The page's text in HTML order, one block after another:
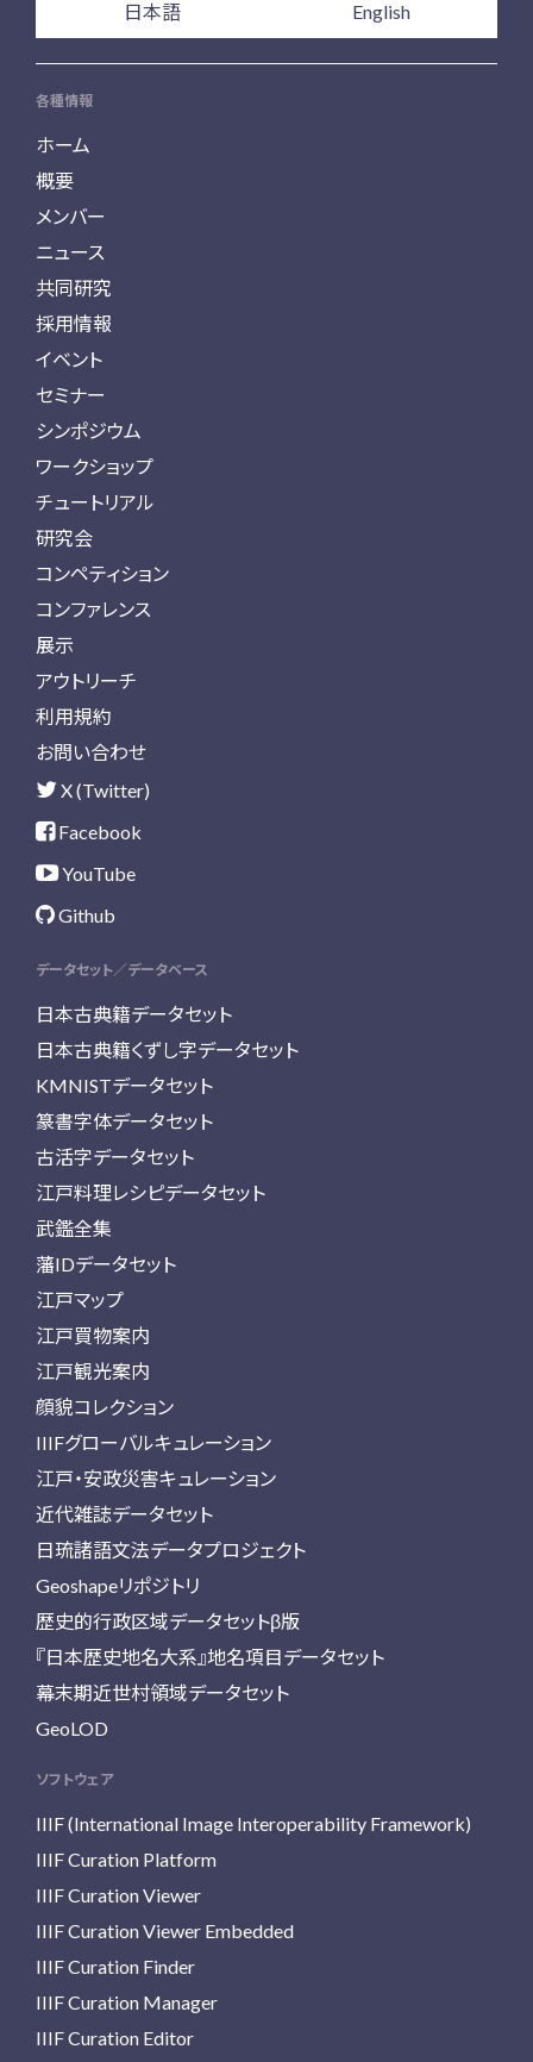
日本語 English
各種情報
ホーム
概要
メンバー
ニュース
共同研究
採用情報
イベント
セミナー
シンポジウム
ワークショップ
チュートリアル
研究会
コンペティション
コンファレンス
展示
アウトリーチ
利用規約
お問い合わせ
X (Twitter)
Facebook
YouTube
Github
データセット／データベース
日本古典籍データセット
日本古典籍くずし字データセット
KMNISTデータセット
篆書字体データセット
古活字データセット
江戸料理レシピデータセット
武鑑全集
藩IDデータセット
江戸マップ
江戸買物案内
江戸観光案内
顔貌コレクション
IIIFグローバルキュレーション
江戸・安政災害キュレーション
近代雑誌データセット
日琉諸語文法データプロジェクト
Geoshapeリポジトリ
歴史的行政区域データセットβ版
『日本歴史地名大系』地名項目データセット
幕末期近世村領域データセット
GeoLOD
ソフトウェア
IIIF (International Image Interoperability Framework)
IIIF Curation Platform
IIIF Curation Viewer
IIIF Curation Viewer Embedded
IIIF Curation Finder
IIIF Curation Manager
IIIF Curation Editor